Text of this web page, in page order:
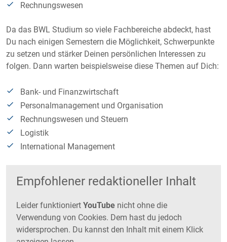
Rechnungswesen
Da das BWL Studium so viele Fachbereiche abdeckt, hast
Du nach einigen Semestern die Möglichkeit, Schwerpunkte
zu setzen und stärker Deinen persönlichen Interessen zu
folgen. Dann warten beispielsweise diese Themen auf Dich:
Bank- und Finanzwirtschaft
Personalmanagement und Organisation
Rechnungswesen und Steuern
Logistik
International Management
Empfohlener redaktioneller Inhalt
Leider funktioniert YouTube nicht ohne die
Verwendung von Cookies. Dem hast du jedoch
widersprochen. Du kannst den Inhalt mit einem Klick